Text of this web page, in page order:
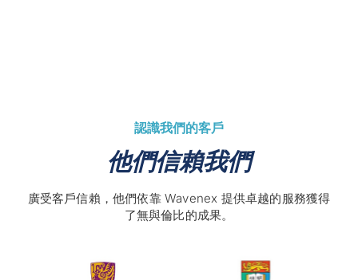
認識我們的客戶
他們信賴我們
廣受客戶信賴，他們依靠 Wavenex 提供卓越的服務獲得
了無與倫比的成果。